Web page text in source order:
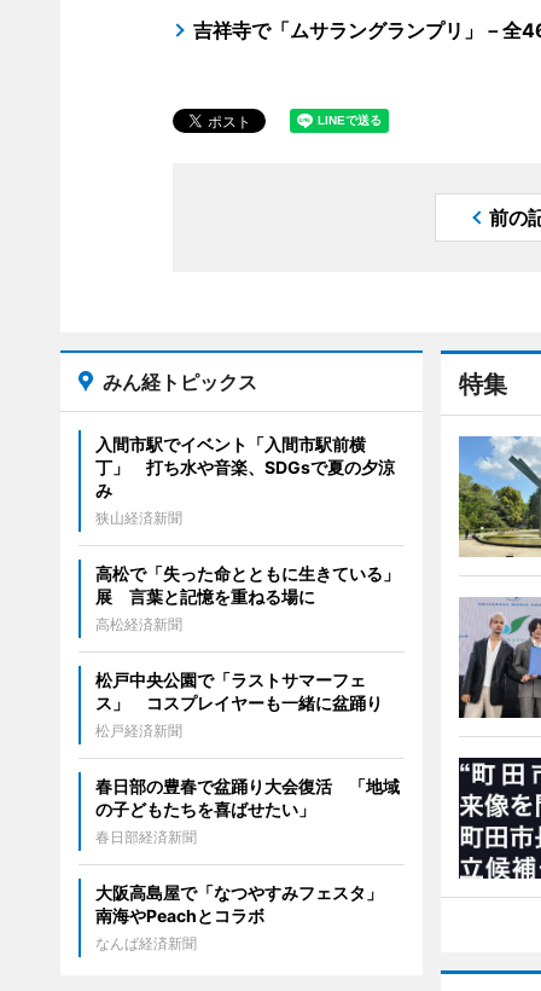
吉祥寺で「ムサラングランプリ」－全
前の
特集
みん経トピックス
入間市駅でイベント「入間市駅前横
丁」 打ち水や音楽、SDGsで夏の夕涼
み
狭山経済新聞
高松で「失った命とともに生きている」
展 言葉と記憶を重ねる場に
高松経済新聞
松戸中央公園で「ラストサマーフェ
ス」 コスプレイヤーも一緒に盆踊り
松戸経済新聞
春日部の豊春で盆踊り大会復活 「地域
の子どもたちを喜ばせたい」
春日部経済新聞
大阪高島屋で「なつやすみフェスタ」
南海やPeachとコラボ
なんば経済新聞